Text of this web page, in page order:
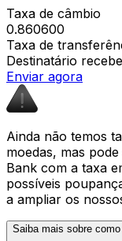
Taxa de câmbio
0.860600
Taxa de
Destinatário recebe
Enviar agora
Ainda não temos
moedas, mas
Bank com a taxa
possíveis
a ampliar os
Saiba mais sobre